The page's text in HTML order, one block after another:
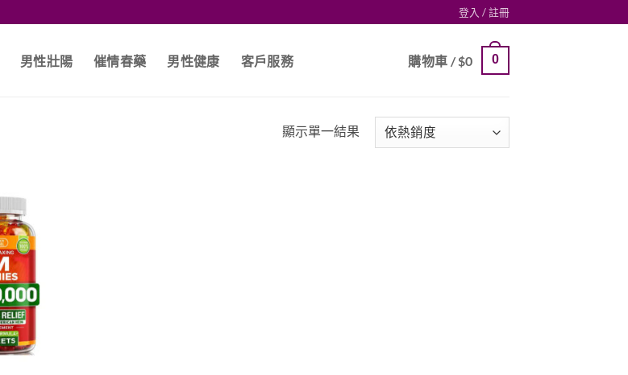
登入 / 註冊
男性壯陽 催情春藥 男性健康 客戶服務 購物車 /$0 0
顯示單一結果